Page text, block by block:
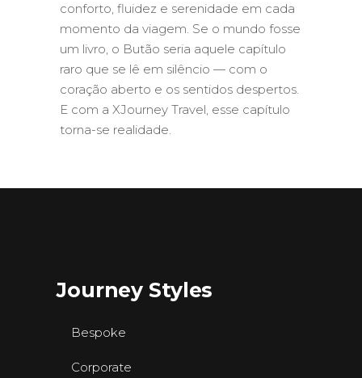
conforto, fluidez e serenidade em cada
momento da viagem. Se o mundo fosse
um livro, o Butão seria aquele capítulo
raro que se lê em silêncio — com o
coração aberto e os sentidos despertos.
E com a XJourney Travel, esse capítulo
torna-se realidade.
Journey Styles
Bespoke
Corporate